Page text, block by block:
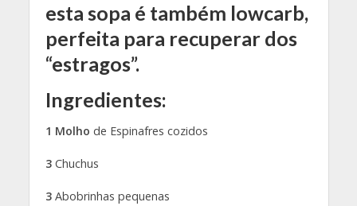
esta sopa é também lowcarb,
perfeita para recuperar dos
“estragos”.
Ingredientes:
1 Molho de Espinafres cozidos
3Chuchus
3Abobrinhas pequenas